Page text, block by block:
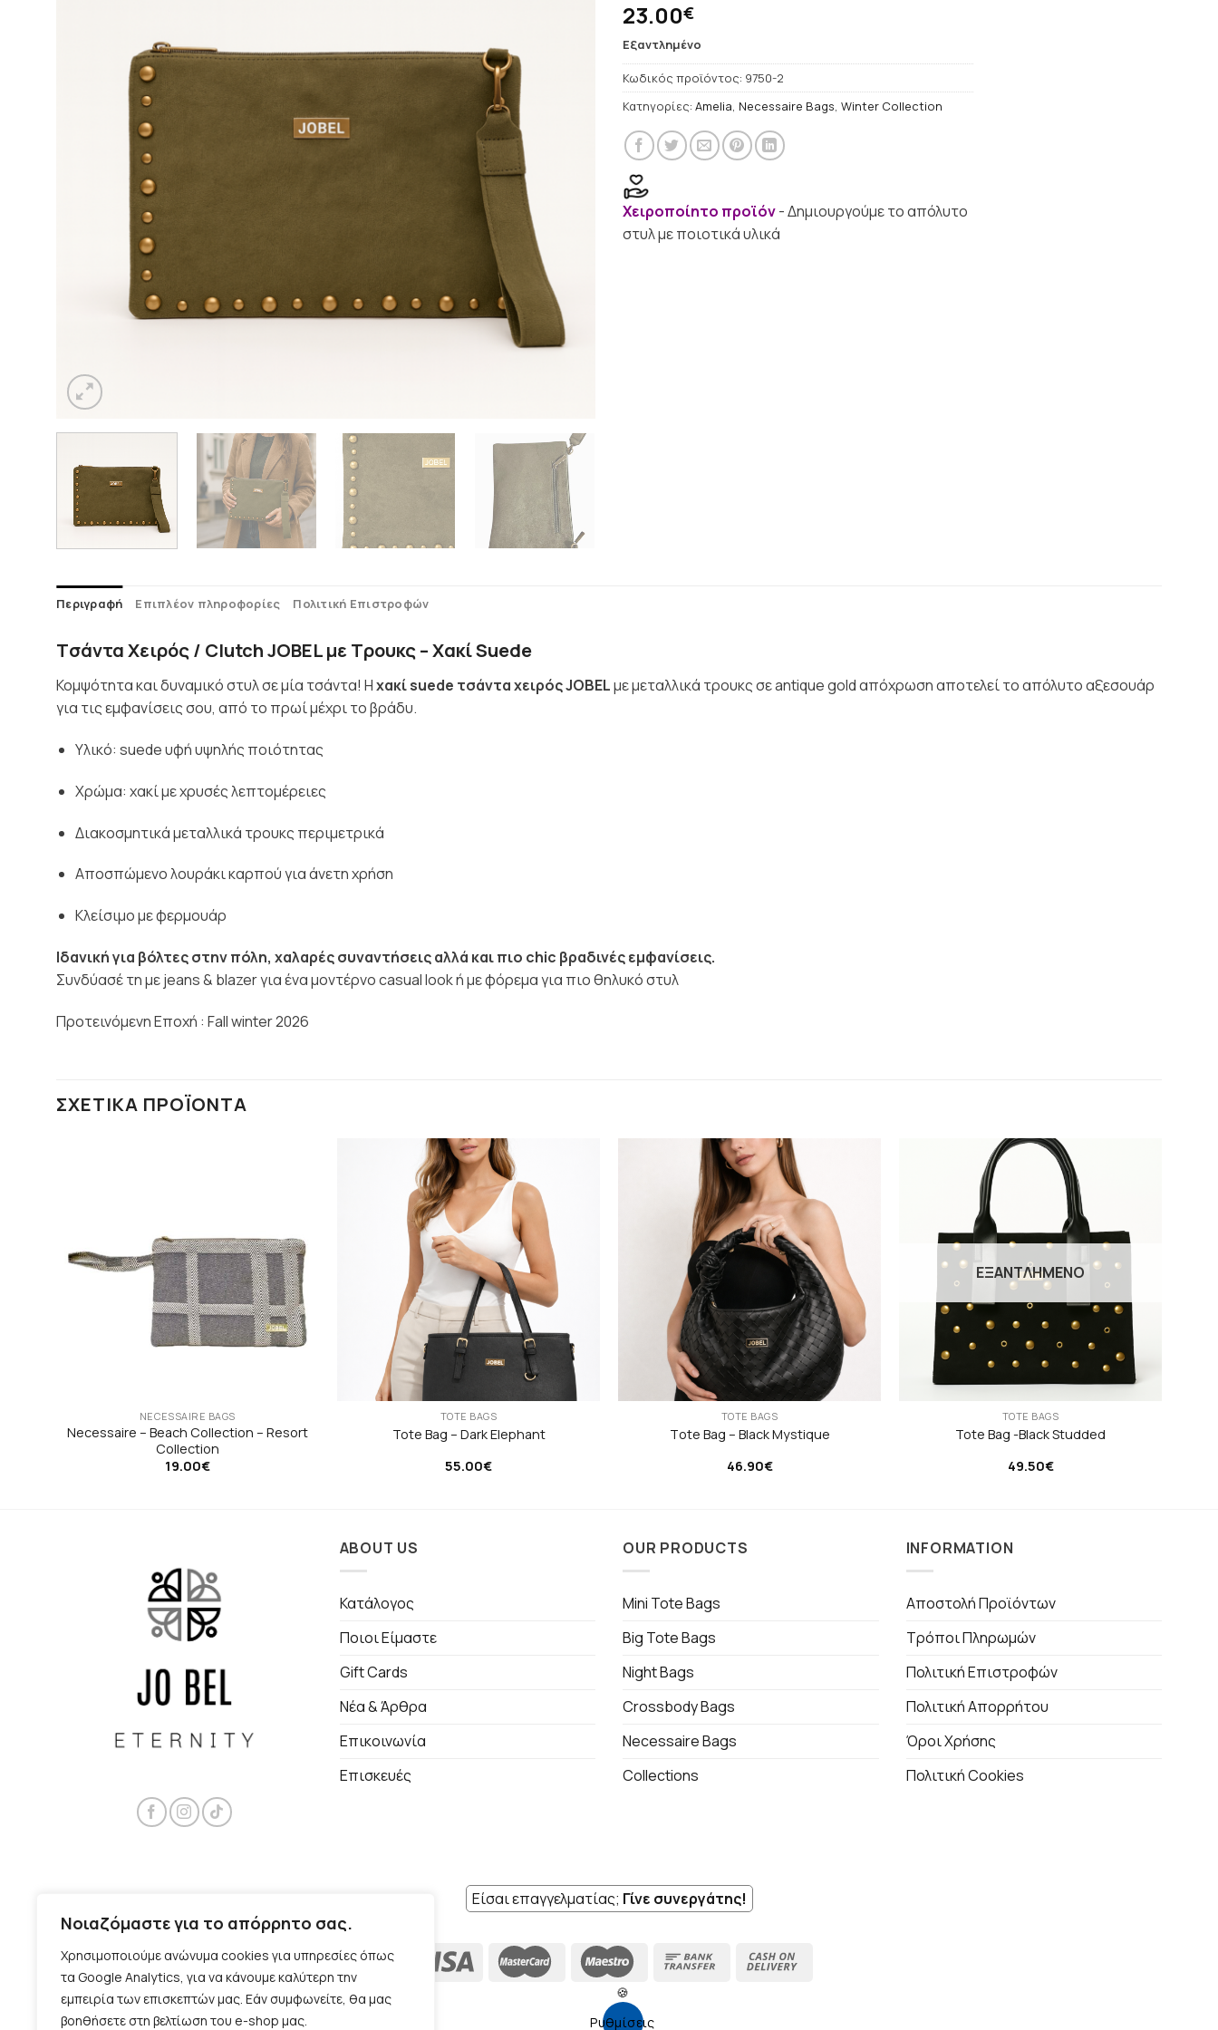
Νοιαζόμαστε για το απόρρητο σας.
Χρησιμοποιούμε ανώνυμα cookies για υπηρεσίες όπως
τα Google Analytics, για να κάνουμε καλύτερη την
εμπειρία των επισκεπτών μας. Εάν συμφωνείτε, θα μας
βοηθήσετε στη βελτίωση του e-shop μας.
23.00€
Εξαντλημένο
Κωδικός προϊόντος: 9750-2
Κατηγορίες: Amelia Necessaire Bags Winter Collection
Χειροποίητο προϊόν- Δημιουργούμε το απόλυτο
στυλ με ποιοτικά υλικά
Περιγραφή Επιπλέον πληροφορίες Πολιτική Επιστροφών
Tσάντα Χειρός / Clutch JOBEL με Τρουκς – Χακί Suede
Κομψότητα και δυναμικό στυλ σε μία τσάντα! Ηχακί suede τσάντα χειρός JOBELμε μεταλλικά τρουκς σε antique gold απόχρωση αποτελεί το απόλυτο αξεσουάρ
για τις εμφανίσεις σου, από το πρωί μέχρι το βράδυ.
Υλικό: suede υφή υψηλής ποιότητας
Χρώμα: χακί με χρυσές λεπτομέρειες
Διακοσμητικά μεταλλικά τρουκς περιμετρικά
Αποσπώμενο λουράκι καρπού για άνετη χρήση
Κλείσιμο με φερμουάρ
Ιδανική για βόλτες στην πόλη, χαλαρές συναντήσεις αλλά και πιο chic βραδινές εμφανίσεις.
Συνδύασέ τη με jeans & blazer για ένα μοντέρνο casual look ή με φόρεμα για πιο θηλυκό στυλ
Προτεινόμενη Εποχή : Fall winter 2026
ΣΧΕΤΙΚΆ ΠΡΟΪΌΝΤΑ
NECESSAIRE BAGS
Necessaire – Beach Collection – Resort
Collection
19.00€
TOTE BAGS
Tote Bag – Dark Elephant
55.00€
TOTE BAGS
Τote Bag – Black Mystique
46.90€
ΕΞΑΝΤΛΗΜΈΝΟ
TOTE BAGS
Tote Bag -Black Studded
49.50€
ABOUT US
Κατάλογος
Ποιοι Είμαστε
Gift Cards
Νέα & Άρθρα
Επικοινωνία
Επισκευές
OUR PRODUCTS
Mini Tote Bags
Big Tote Bags
Night Bags
Crossbody Bags
Necessaire Bags
Collections
INFORMATION
Αποστολή Προϊόντων
Τρόποι Πληρωμών
Πολιτική Επιστροφών
Πολιτική Απορρήτου
Όροι Χρήσης
Πολιτική Cookies
Είσαι επαγγελματίας; Γίνε συνεργάτης!
🍪
Ρυθμίσεις